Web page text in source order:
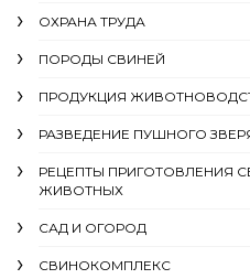
ОХРАНА ТРУДА
ПОРОДЫ СВИНЕЙ
ПРОДУКЦИЯ
РАЗВЕДЕНИЕ ПУШНОГО
РЕЦЕПТЫ ПРИГОТОВЛЕНИЯ
ЖИВОТНЫХ
САД И ОГОРОД
СВИНОКОМПЛЕКС